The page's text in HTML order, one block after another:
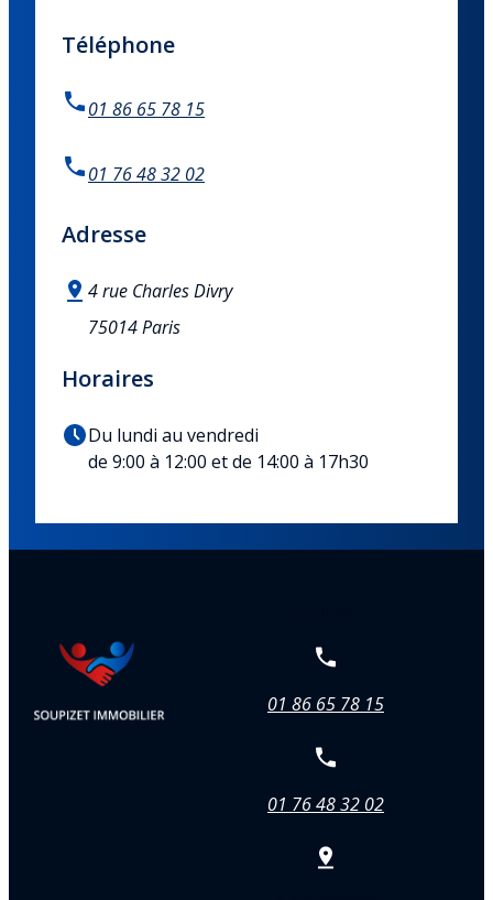
Téléphone
01 86 65 78 15
01 76 48 32 02
Adresse
4 rue Charles Divry
75014 Paris
Horaires
Du lundi au vendredi
de 9:00 à 12:00 et de 14:00 à 17h30
01 86 65 78 15
01 76 48 32 02